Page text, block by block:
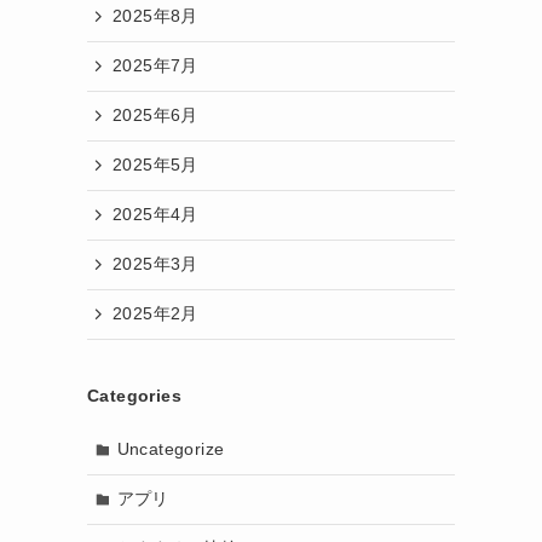
2025年8月
2025年7月
2025年6月
2025年5月
2025年4月
2025年3月
2025年2月
Categories
Uncategorize
アプリ